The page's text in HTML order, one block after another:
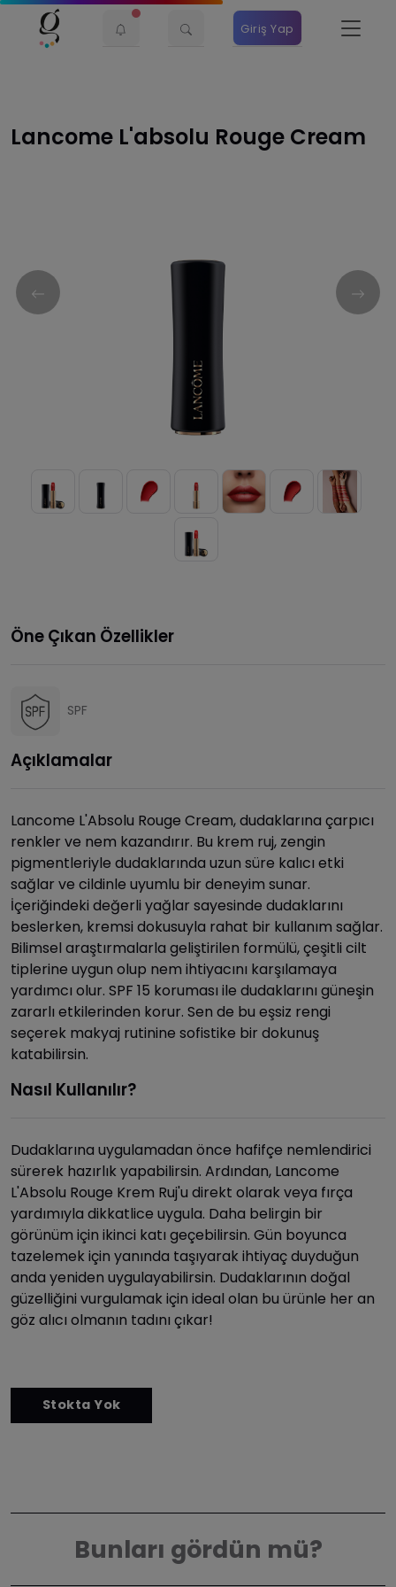
Giriş Yap
Lancome L'absolu Rouge Cream
Öne Çıkan Özellikler
SPF
Açıklamalar
Lancome L'Absolu Rouge Cream, dudaklarına çarpıcı
renkler ve nem kazandırır. Bu krem ruj, zengin
pigmentleriyle dudaklarında uzun süre kalıcı etki
sağlar ve cildinle uyumlu bir deneyim sunar.
İçeriğindeki değerli yağlar sayesinde dudaklarını
beslerken, kremsi dokusuyla rahat bir kullanım sağlar.
Bilimsel araştırmalarla geliştirilen formülü, çeşitli cilt
tiplerine uygun olup nem ihtiyacını karşılamaya
yardımcı olur. SPF 15 koruması ile dudaklarını güneşin
zararlı etkilerinden korur. Sen de bu eşsiz rengi
seçerek makyaj rutinine sofistike bir dokunuş
katabilirsin.
Nasıl Kullanılır?
Dudaklarına uygulamadan önce hafifçe nemlendirici
sürerek hazırlık yapabilirsin. Ardından, Lancome
L'Absolu Rouge Krem Ruj'u direkt olarak veya fırça
yardımıyla dikkatlice uygula. Daha belirgin bir
görünüm için ikinci katı geçebilirsin. Gün boyunca
tazelemek için yanında taşıyarak ihtiyaç duyduğun
anda yeniden uygulayabilirsin. Dudaklarının doğal
güzelliğini vurgulamak için ideal olan bu ürünle her an
göz alıcı olmanın tadını çıkar!
Bunları gördün mü?